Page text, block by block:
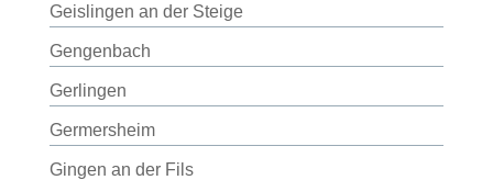
Geislingen an der Steige
Gengenbach
Gerlingen
Germersheim
Gingen an der Fils